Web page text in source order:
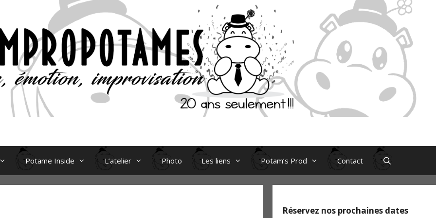
Potame Inside L’atelier Photo Les liens Potam’s Prod Contact
Réservez nos prochaines dates